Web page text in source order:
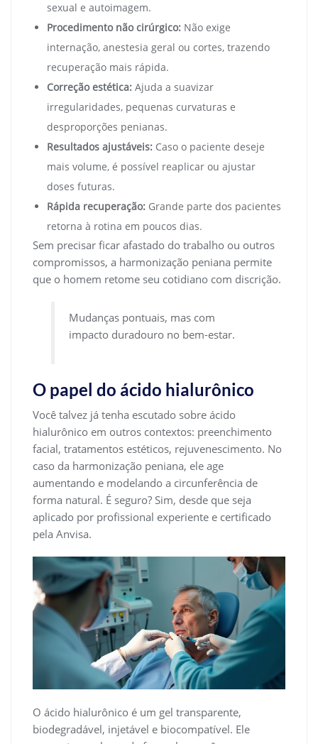
sexual e autoimagem.
Procedimento não cirúrgico: Não exige
internação, anestesia geral ou cortes, trazendo
recuperação mais rápida.
Correção estética: Ajuda a suavizar
irregularidades, pequenas curvaturas e
desproporções penianas.
Resultados ajustáveis: Caso o paciente deseje
mais volume, é possível reaplicar ou ajustar
doses futuras.
Rápida recuperação: Grande parte dos pacientes
retorna à rotina em poucos dias.
Sem precisar ficar afastado do trabalho ou outros
compromissos, a harmonização peniana permite
que o homem retome seu cotidiano com discrição.
Mudanças pontuais, mas com
impacto duradouro no bem-estar.
O papel do ácido hialurônico
Você talvez já tenha escutado sobre ácido
hialurônico em outros contextos: preenchimento
facial, tratamentos estéticos, rejuvenescimento. No
caso da harmonização peniana, ele age
aumentando e modelando a circunferência de
forma natural. É seguro? Sim, desde que seja
aplicado por profissional experiente e certificado
pela Anvisa.
O ácido hialurônico é um gel transparente,
biodegradável, injetável e biocompatível. Ele